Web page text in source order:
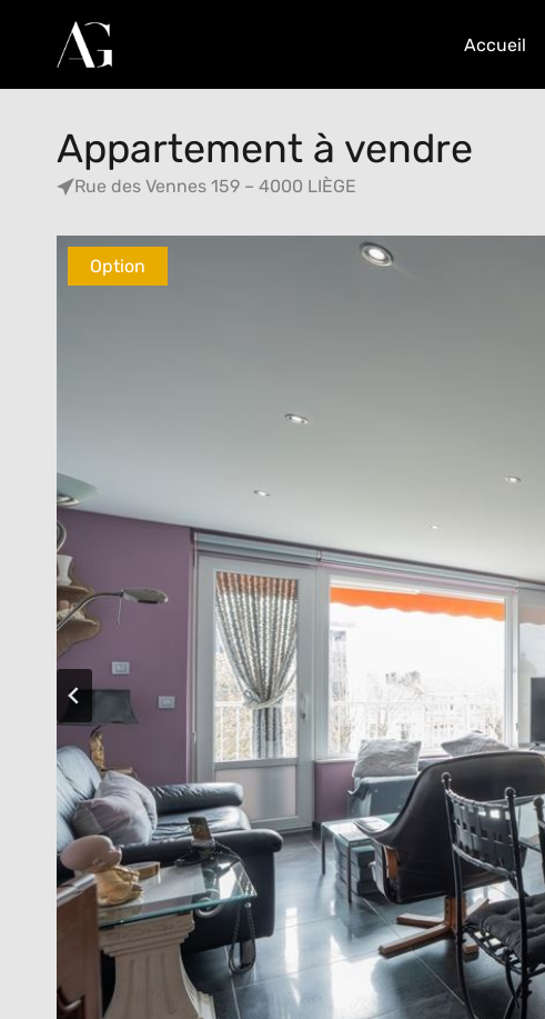
Accueil
Appartement à vendre
Rue des Vennes 159 – 4000 LIÈGE
Option